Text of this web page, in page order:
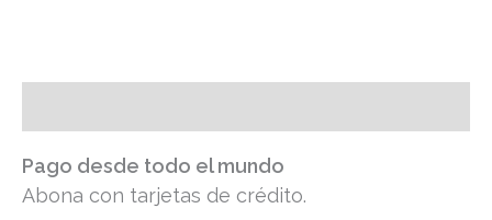
Pago desde todo el mundo
Abona con tarjetas de crédito.